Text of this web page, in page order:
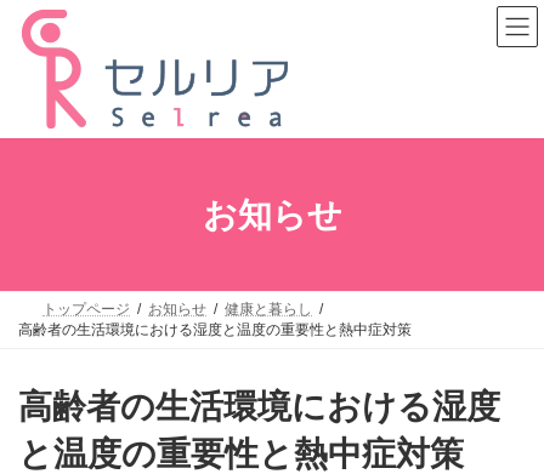
ス
ン
お知らせ
トップページ お知らせ
健康と暮らし
高齢者の生活環境における湿度と温度の重要性と熱中症対策
高齢者の生活環境における湿度
と温度の重要性と熱中症対策